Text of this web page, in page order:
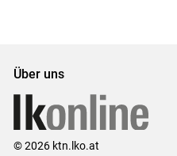
Über uns
© 2026 ktn.lko.at